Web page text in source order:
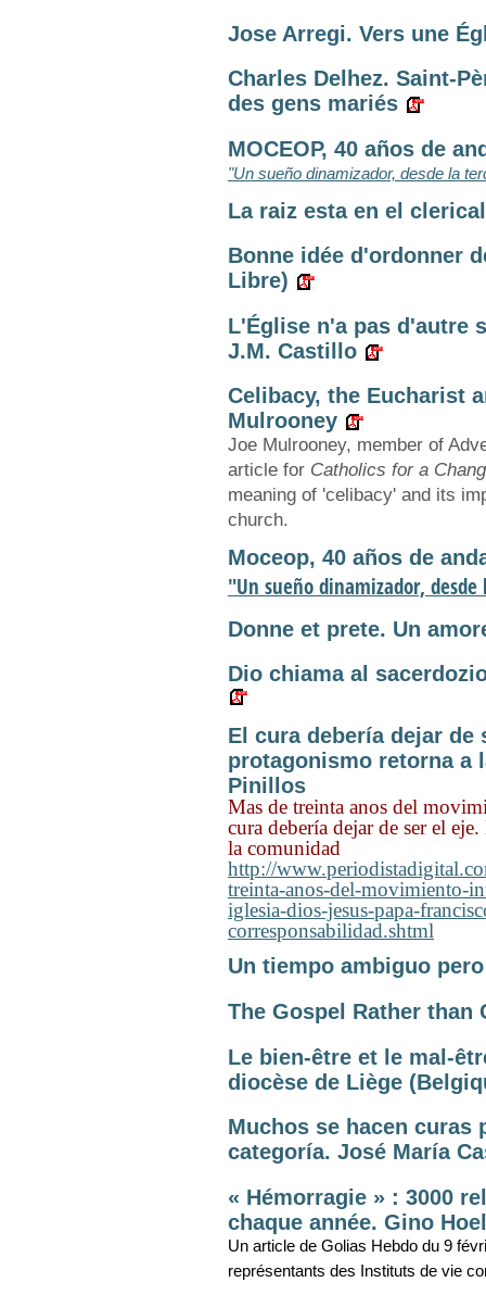
Jose Arregi. Vers une
Charles Delhez. Saint-
des gens mariés
MOCEOP, 40 años de
"Un sueño dinamizador, desde la
La raiz esta en el
Bonne idée d'ordonner
Libre)
L'Église n'a pas d'autre
J.M. Castillo
Celibacy, the Eucharist
Mulrooney
Joe Mulrooney, member of
article for Catholics for a
meaning of 'celibacy' and its
church.
Moceop, 40 años de
"Un sueño dinamizador,
Donne et prete. Un
Dio chiama al
El cura debería dejar
protagonismo retorna a
Pinillos
Mas de treinta anos del
cura debería dejar de ser el
la comunidad
http://
treinta-anos-del-movimiento-
iglesia-dios-jesus-papa-
corresponsabilidad.shtml
Un tiempo ambiguo
The Gospel Rather than
Le bien-être et le mal-
diocèse de Liège
Muchos se hacen curas
categoría. José María
« Hémorragie » : 3000
chaque année. Gino Hoel
Un article de Golias Hebdo du 9
représentants des Instituts de vie